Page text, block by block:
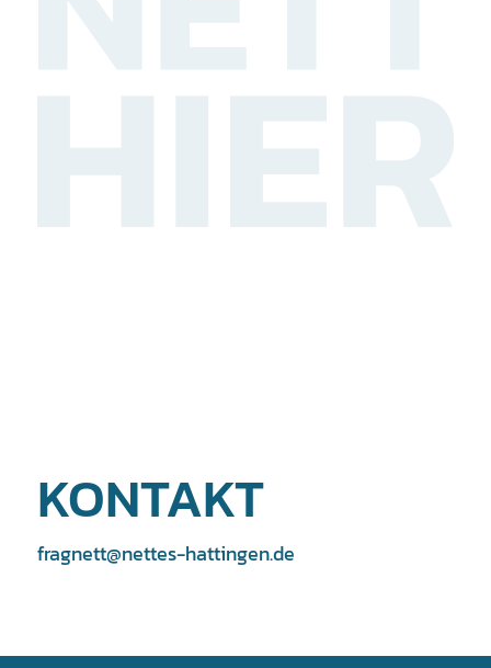
KONTAKT
fragnett@nettes-hattingen.de